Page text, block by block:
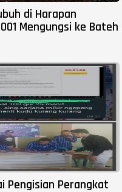
di Harapan
Mengungsi ke Bateh
Pengisian Perangkat